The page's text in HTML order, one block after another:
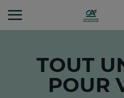
au
TOUT
POUR